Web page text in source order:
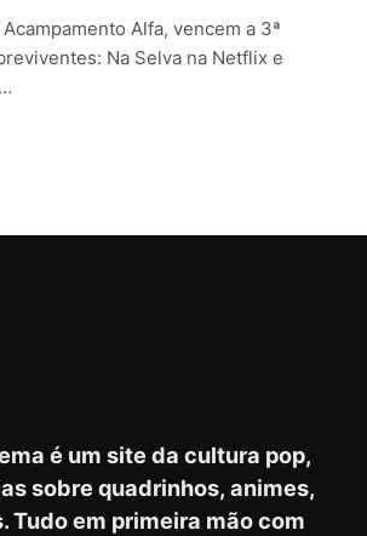
Alfa, vencem a 3ª
Na Selva na Netflix e
é um site da cultura pop,
sobre quadrinhos, animes,
Tudo em primeira mão com